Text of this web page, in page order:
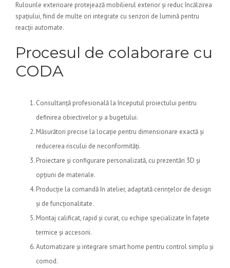
Rulourile exterioare protejează mobilierul exterior și reduc încălzirea
spațiului, fiind de multe ori integrate cu senzori de lumină pentru
reacții automate.
Procesul de colaborare cu
CODA
Consultanță profesională la începutul proiectului pentru
definirea obiectivelor și a bugetului.
Măsurători precise la locație pentru dimensionare exactă și
reducerea riscului de neconformități.
Proiectare și configurare personalizată, cu prezentări 3D și
opțiuni de materiale.
Producție la comandă în atelier, adaptată cerințelor de design
și de funcționalitate.
Montaj calificat, rapid și curat, cu echipe specializate în fațete
termice și accesorii.
Automatizare și integrare smart home pentru control simplu și
comod.